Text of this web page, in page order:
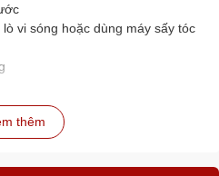
vi sóng hoặc dùng máy sấy tóc
thêm